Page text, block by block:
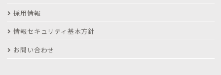
採用情報
情報セキュリティ基本方針
お問い合わせ